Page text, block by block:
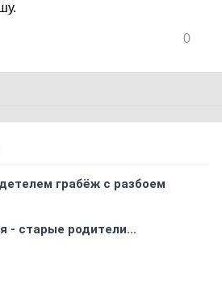
0
грабёж с разбоем
- старые родители...